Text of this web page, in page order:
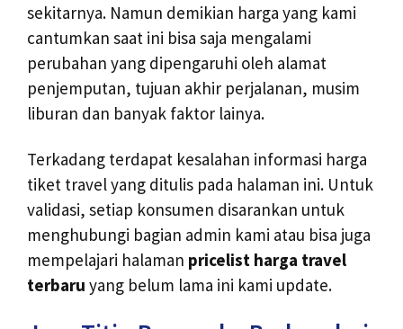
sekitarnya. Namun demikian harga yang kami
cantumkan saat ini bisa saja mengalami
perubahan yang dipengaruhi oleh alamat
penjemputan, tujuan akhir perjalanan, musim
liburan dan banyak faktor lainya.
Terkadang terdapat kesalahan informasi harga
tiket travel yang ditulis pada halaman ini. Untuk
validasi, setiap konsumen disarankan untuk
menghubungi bagian admin kami atau bisa juga
mempelajari halaman pricelist harga travel
terbaru yang belum lama ini kami update.